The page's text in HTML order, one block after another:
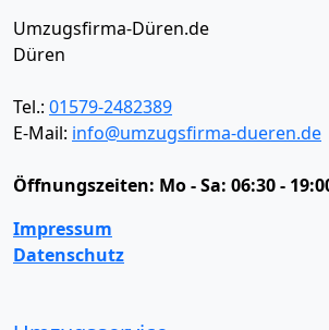
Umzugsfirma-Düren.de
Düren
Tel.: 01579-2482389
E-Mail: info@umzugsfirma-dueren.de
Öffnungszeiten: Mo - Sa: 06:30 -
Impressum
Datenschutz